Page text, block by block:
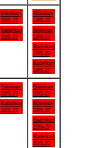
Båtviken
15/5-27
Badviken
15/5-27
Båtviken
16/5-27
Båtviken
16/5-27
Badviken
16/5-27
Badviken
16/5-27
Båtviken
22/5-27
Badviken
22/5-27
Båtviken
23/5-27
Båtviken
23/5-27
Badviken
23/5-27
Badviken
23/5-27